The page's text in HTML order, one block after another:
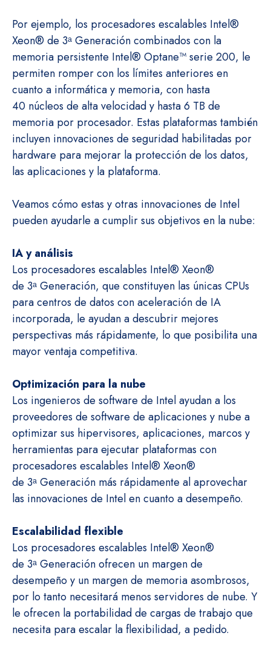
Por ejemplo, los procesadores escalables Intel®
Xeon® de 3ᵃ Generación combinados con la
memoria persistente Intel® Optane™ serie 200, le
permiten romper con los límites anteriores en
cuanto a informática y memoria, con hasta
40 núcleos de alta velocidad y hasta 6 TB de
memoria por procesador. Estas plataformas también
incluyen innovaciones de seguridad habilitadas por
hardware para mejorar la protección de los datos,
las aplicaciones y la plataforma.
Veamos cómo estas y otras innovaciones de Intel
pueden ayudarle a cumplir sus objetivos en la nube:
IA y análisis
Los procesadores escalables Intel® Xeon®
de 3ᵃ Generación, que constituyen las únicas CPUs
para centros de datos con aceleración de IA
incorporada, le ayudan a descubrir mejores
perspectivas más rápidamente, lo que posibilita una
mayor ventaja competitiva.
Optimización para la nube
Los ingenieros de software de Intel ayudan a los
proveedores de software de aplicaciones y nube a
optimizar sus hipervisores, aplicaciones, marcos y
herramientas para ejecutar plataformas con
procesadores escalables Intel® Xeon®
de 3ᵃ Generación más rápidamente al aprovechar
las innovaciones de Intel en cuanto a desempeño.
Escalabilidad flexible
Los procesadores escalables Intel® Xeon®
de 3ᵃ Generación ofrecen un margen de
desempeño y un margen de memoria asombrosos,
por lo tanto necesitará menos servidores de nube. Y
le ofrecen la portabilidad de cargas de trabajo que
necesita para escalar la flexibilidad, a pedido.